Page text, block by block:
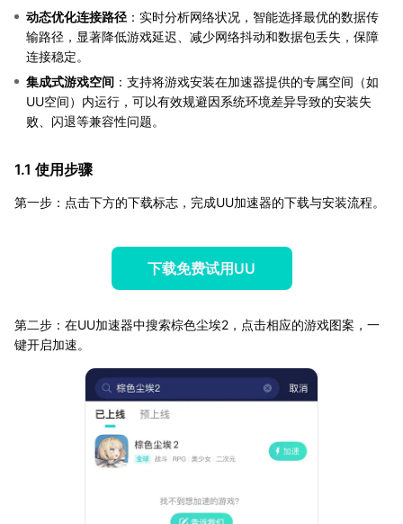
动态优化连接路径 ：实时分析网络状况，智能选择最优的数据传
输路径，显著降低游戏延迟、减少网络抖动和数据包丢失，保障
连接稳定。
集成式游戏空间 ：支持将游戏安装在加速器提供的专属空间（如
UU空间）内运行，可以有效规避因系统环境差异导致的安装失
败、闪退等兼容性问题。
1.1 使用步骤
第一步：点击下方的下载标志，完成UU加速器的下载与安装流程。
下载免费试用UU
第二步：在UU加速器中搜索棕色尘埃2，点击相应的游戏图案，一
键开启加速。